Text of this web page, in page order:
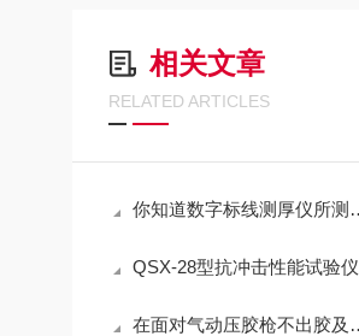
相关文章
RELATED ARTICLES
你知道数字标线测厚仪所测标线厚度有哪几类么
QSX-28型抗冲击性能试验仪防水卷材抗冲击试验仪
在面对气动压胶枪不出胶及漏气时该如何处理呢